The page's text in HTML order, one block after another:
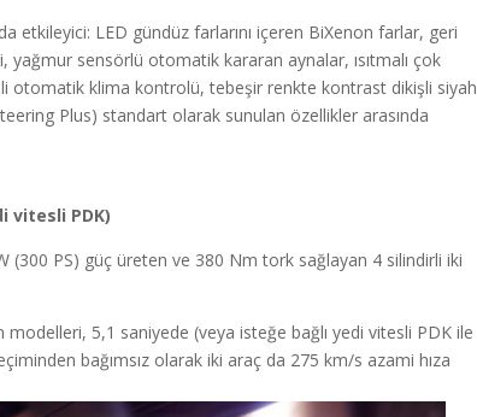
etkileyici: LED gündüz farlarını içeren BiXenon farlar, geri
yağmur sensörlü otomatik kararan aynalar, ısıtmalı çok
otomatik klima kontrolü, tebeşir renkte kontrast dikişli siyah
Plus) standart olarak sunulan özellikler arasında
vitesli PDK)
(300 PS) güç üreten ve 380 Nm tork sağlayan 4 silindirli iki
5,1 saniyede (veya isteğe bağlı yedi vitesli PDK ile
bağımsız olarak iki araç da 275 km/s azami hıza